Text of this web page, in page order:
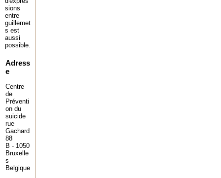
sions
entre
guillemet
s est
aussi
possible.
Adress
e
Centre
de
Préventi
on du
suicide
rue
Gachard
88
B - 1050
Bruxelle
s
Belgique